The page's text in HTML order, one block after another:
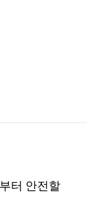
터 안전할